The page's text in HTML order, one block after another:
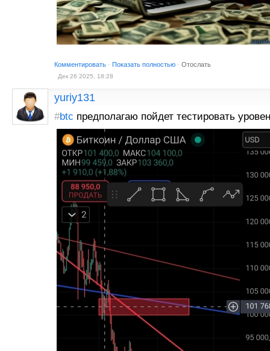
Комментировать · Показать полностью · Отослать
Дек 26 2025, 18:28
yuriy131
#btc предполагаю пойдет тестировать